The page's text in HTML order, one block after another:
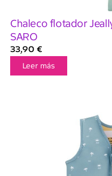
Chaleco flotador
SARO
33,90 €
Leer más